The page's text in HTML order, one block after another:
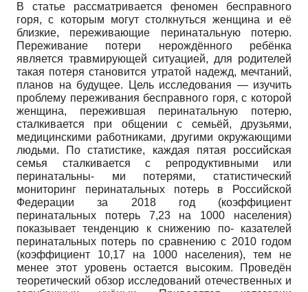
В статье рассматривается феномен бесправного
горя, с которым могут столкнуться женщина и её
близкие, переживающие перинатальную потерю.
Переживание потери нерождённого ребёнка
является травмирующей ситуацией, для родителей
такая потеря становится утратой надежд, мечтаний,
планов на будущее. Цель исследования — изучить
проблему переживания бесправного горя, с которой
женщина, пережившая перинатальную потерю,
сталкивается при общении с семьёй, друзьями,
медицинскими работниками, другими окружающими
людьми. По статистике, каждая пятая российская
семья сталкивается с репродуктивными или
перинатальны- ми потерями, статистический
мониторинг перинатальных потерь в Российской
Федерации за 2018 год (коэффициент
перинатальных потерь 7,23 на 1000 населения)
показывает тенденцию к снижению по- казателей
перинатальных потерь по сравнению с 2010 годом
(коэффициент 10,17 на 1000 населения), тем не
менее этот уровень остается высоким. Проведён
теоретический обзор исследований отечественных и